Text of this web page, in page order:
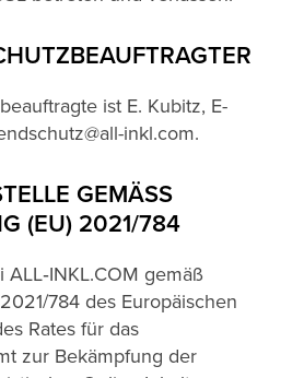
ist E. Kubitz, E-
inkl.com.
GEMÄSS V
(EU) 2021/784
gemäß
784 des Europäischen
Rates für das
zur Bekämpfung der